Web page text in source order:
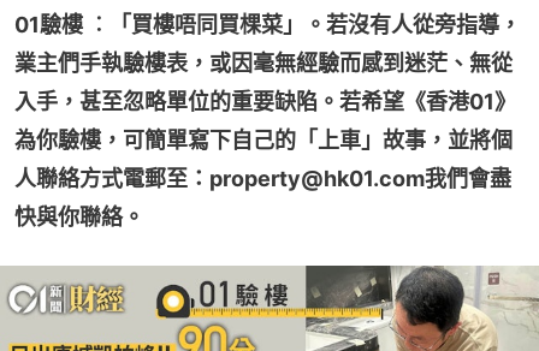
01驗樓 ︰「買樓唔同買棵菜」。若沒有人從旁指導，
業主們手執驗樓表，或因毫無經驗而感到迷茫、無從
入手，甚至忽略單位的重要缺陷。若希望《香港01》
為你驗樓，可簡單寫下自己的「上車」故事，並將個
人聯絡方式電郵至：property@hk01.com我們會盡
快與你聯絡。